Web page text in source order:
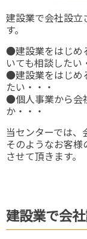
建設業で会社設立
す。
●建設業をはじめ
いても相談したい
●建設業をはじめ
たい・・・
●個人事業から会
か・・・
当センターでは、
そのようなお客
させて頂きます。
建設業で会